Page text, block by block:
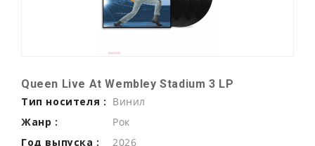
Queen Live At Wembley Stadium 3 LP
Тип носителя : Винил
Жанр :
Рок
Год выпуска :
2026